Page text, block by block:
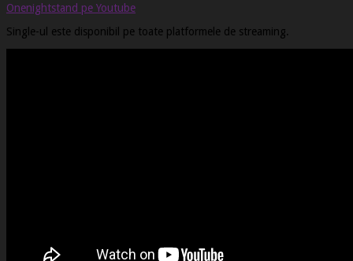
Onenightstand pe Youtube
Single-ul este disponibil pe toate platformele de streaming.